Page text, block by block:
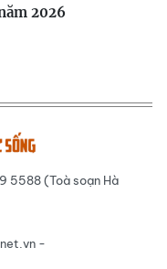
2026
(Toà soạn Hà
-